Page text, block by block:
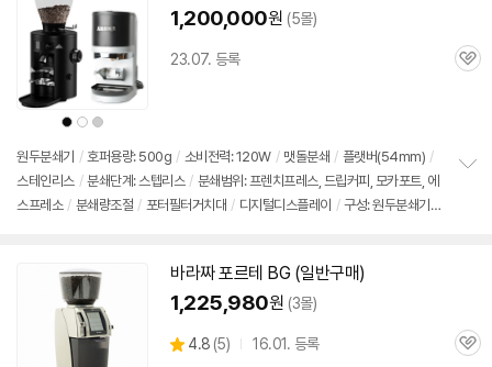
상
품
색
상
상
품
상
상
품
상
1,200,000원 (5몰)
23.07. 등록
관
원두분쇄기 / 호퍼용량: 500g / 소비전력: 120W / 맷돌분쇄 / 플랫버(54mm) /
스테인리스 / 분쇄단계: 스텝리스 / 분쇄범위: 프렌치프레스, 드립커피, 모카포트, 에
스프레소 / 분쇄량조절 / 포터필터거치대 / 디지털디스플레이 / 구성: 원두분쇄기,
바라짜 포르테 BG (일반구매)
1,225,980원 (3몰)
별
4.8 (상
5) 16.01. 등록
관